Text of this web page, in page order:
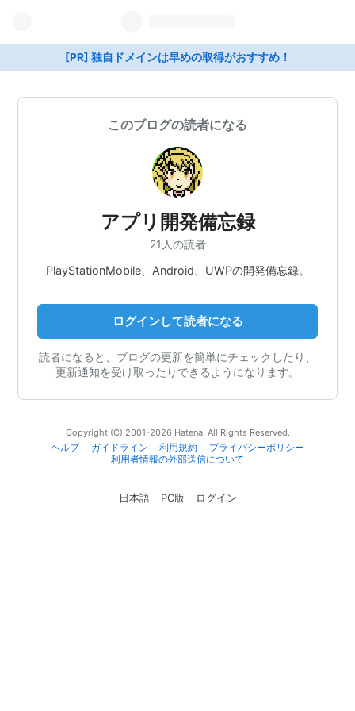
[PR] 独自ドメインは早めの取得がおすすめ！
このブログの読者になる
アプリ開発備忘録
21人の読者
PlayStationMobile、Android、UWPの開発備忘録。
ログインして読者になる
読者になると、ブログの更新を簡単にチェックしたり、
更新通知を受け取ったりできるようになります。
Copyright (C) 2001-2026 Hatena. All Rights Reserved.
ヘルプ
ガイドライン 利用規約
プライバシーポリシー
利用者情報の外部送信について
日本語 PC版 ログイン